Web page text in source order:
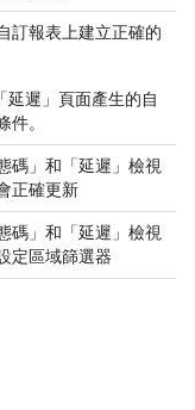
訂報表上建立正確的
延遲」頁面產生的自
件。
碼」和「延遲」檢視
正確更新
碼」和「延遲」檢視
定區域篩選器